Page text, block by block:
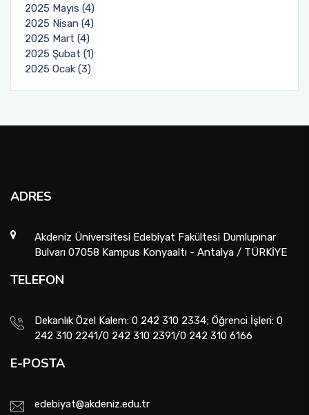
2025 Mayıs (4)
2025 Nisan (4)
2025 Mart (4)
2025 Şubat (1)
2025 Ocak (3)
ADRES
Akdeniz Üniversitesi Edebiyat Fakültesi Dumlupınar
Bulvarı 07058 Kampus Konyaaltı - Antalya / TÜRKİYE
TELEFON
Dekanlık Özel Kalem: 0 242 310 2334; Öğrenci İşleri: 0
242 310 2241/0 242 310 2391/0 242 310 6166
E-POSTA
edebiyat@akdeniz.edu.tr